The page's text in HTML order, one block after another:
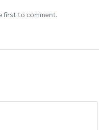
first to comment.